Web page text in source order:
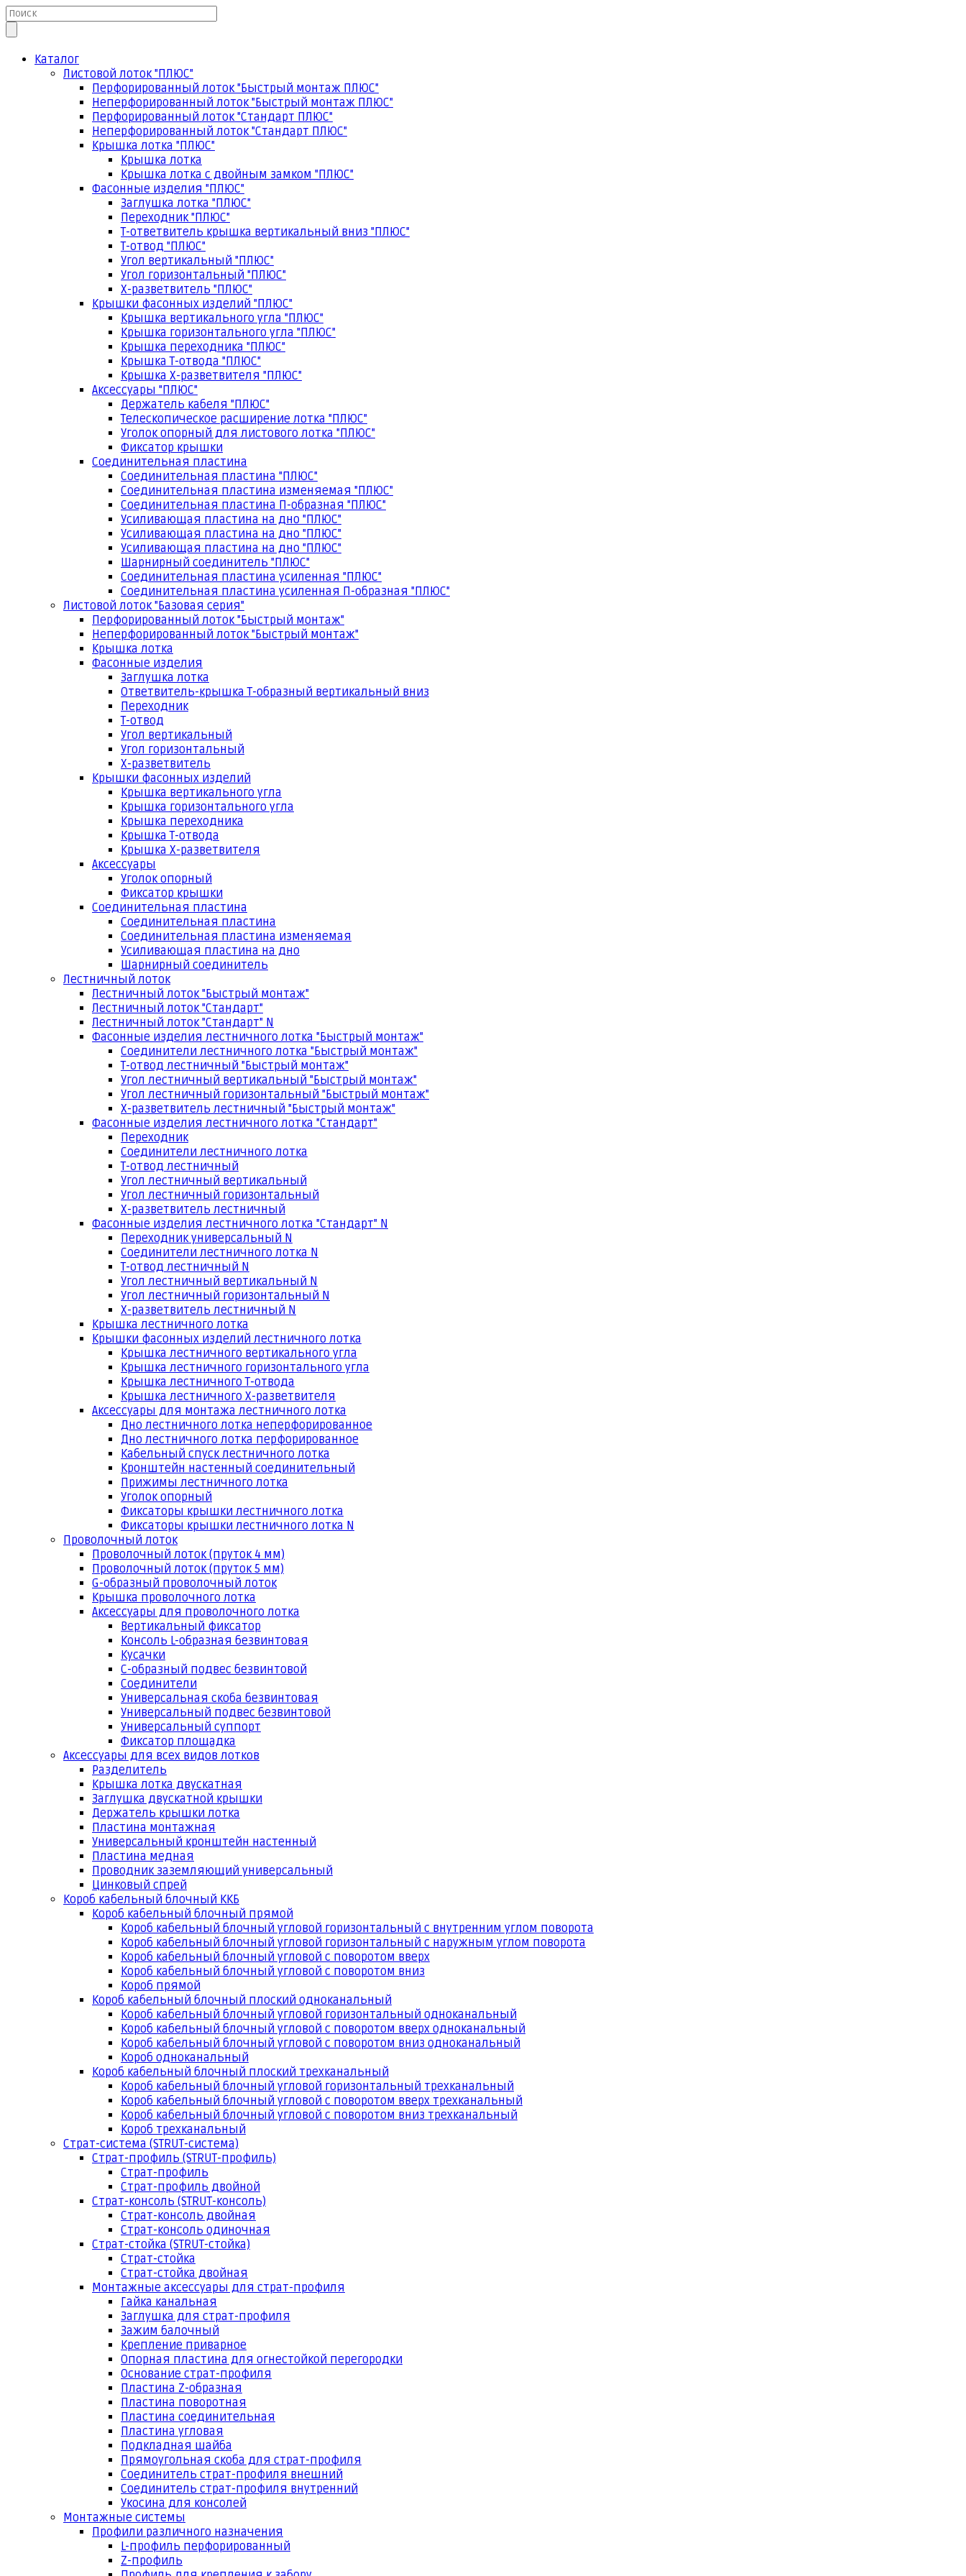
Каталог
Листовой лоток "ПЛЮС"
Перфорированный лоток "Быстрый монтаж ПЛЮС"
Неперфорированный лоток "Быстрый монтаж ПЛЮС"
Перфорированный лоток "Стандарт ПЛЮС"
Неперфорированный лоток "Стандарт ПЛЮС"
Крышка лотка "ПЛЮС"
Крышка лотка
Крышка лотка с двойным замком "ПЛЮС"
Фасонные изделия "ПЛЮС"
Заглушка лотка "ПЛЮС"
Переходник "ПЛЮС"
Т-ответвитель крышка вертикальный вниз "ПЛЮС"
Т-отвод "ПЛЮС"
Угол вертикальный "ПЛЮС"
Угол горизонтальный "ПЛЮС"
Х-разветвитель "ПЛЮС"
Крышки фасонных изделий "ПЛЮС"
Крышка вертикального угла "ПЛЮС"
Крышка горизонтального угла "ПЛЮС"
Крышка переходника "ПЛЮС"
Крышка Т-отвода "ПЛЮС"
Крышка Х-разветвителя "ПЛЮС"
Аксессуары "ПЛЮС"
Держатель кабеля "ПЛЮС"
Телескопическое расширение лотка "ПЛЮС"
Уголок опорный для листового лотка "ПЛЮС"
Фиксатор крышки
Соединительная пластина
Соединительная пластина "ПЛЮС"
Соединительная пластина изменяемая "ПЛЮС"
Соединительная пластина П-образная "ПЛЮС"
Усиливающая пластина на дно "ПЛЮС"
Усиливающая пластина на дно "ПЛЮС"
Усиливающая пластина на дно "ПЛЮС"
Шарнирный соединитель "ПЛЮС"
Соединительная пластина усиленная "ПЛЮС"
Соединительная пластина усиленная П-образная "ПЛЮС"
Листовой лоток "Базовая серия"
Перфорированный лоток "Быстрый монтаж"
Неперфорированный лоток "Быстрый монтаж"
Крышка лотка
Фасонные изделия
Заглушка лотка
Ответвитель-крышка Т-образный вертикальный вниз
Переходник
Т-отвод
Угол вертикальный
Угол горизонтальный
Х-разветвитель
Крышки фасонных изделий
Крышка вертикального угла
Крышка горизонтального угла
Крышка переходника
Крышка Т-отвода
Крышка Х-разветвителя
Аксессуары
Уголок опорный
Фиксатор крышки
Соединительная пластина
Соединительная пластина
Соединительная пластина изменяемая
Усиливающая пластина на дно
Шарнирный соединитель
Лестничный лоток
Лестничный лоток "Быстрый монтаж"
Лестничный лоток "Стандарт"
Лестничный лоток "Стандарт" N
Фасонные изделия лестничного лотка "Быстрый монтаж"
Соединители лестничного лотка "Быстрый монтаж"
Т-отвод лестничный "Быстрый монтаж"
Угол лестничный вертикальный "Быстрый монтаж"
Угол лестничный горизонтальный "Быстрый монтаж"
Х-разветвитель лестничный "Быстрый монтаж"
Фасонные изделия лестничного лотка "Стандарт"
Переходник
Соединители лестничного лотка
Т-отвод лестничный
Угол лестничный вертикальный
Угол лестничный горизонтальный
Х-разветвитель лестничный
Фасонные изделия лестничного лотка "Стандарт" N
Переходник универсальный N
Соединители лестничного лотка N
Т-отвод лестничный N
Угол лестничный вертикальный N
Угол лестничный горизонтальный N
Х-разветвитель лестничный N
Крышка лестничного лотка
Крышки фасонных изделий лестничного лотка
Крышка лестничного вертикального угла
Крышка лестничного горизонтального угла
Крышка лестничного Т-отвода
Крышка лестничного Х-разветвителя
Аксессуары для монтажа лестничного лотка
Дно лестничного лотка неперфорированное
Дно лестничного лотка перфорированное
Кабельный спуск лестничного лотка
Кронштейн настенный соединительный
Прижимы лестничного лотка
Уголок опорный
Фиксаторы крышки лестничного лотка
Фиксаторы крышки лестничного лотка N
Проволочный лоток
Проволочный лоток (пруток 4 мм)
Проволочный лоток (пруток 5 мм)
G-образный проволочный лоток
Крышка проволочного лотка
Аксессуары для проволочного лотка
Вертикальный фиксатор
Консоль L-образная безвинтовая
Кусачки
С-образный подвес безвинтовой
Соединители
Универсальная скоба безвинтовая
Универсальный подвес безвинтовой
Универсальный суппорт
Фиксатор площадка
Аксессуары для всех видов лотков
Разделитель
Крышка лотка двускатная
Заглушка двускатной крышки
Держатель крышки лотка
Пластина монтажная
Универсальный кронштейн настенный
Пластина медная
Проводник заземляющий универсальный
Цинковый спрей
Короб кабельный блочный ККБ
Короб кабельный блочный прямой
Короб кабельный блочный угловой горизонтальный с внутренним углом поворота
Короб кабельный блочный угловой горизонтальный с наружным углом поворота
Короб кабельный блочный угловой с поворотом вверх
Короб кабельный блочный угловой с поворотом вниз
Короб прямой
Короб кабельный блочный плоский одноканальный
Короб кабельный блочный угловой горизонтальный одноканальный
Короб кабельный блочный угловой с поворотом вверх одноканальный
Короб кабельный блочный угловой с поворотом вниз одноканальный
Короб одноканальный
Короб кабельный блочный плоский трехканальный
Короб кабельный блочный угловой горизонтальный трехканальный
Короб кабельный блочный угловой с поворотом вверх трехканальный
Короб кабельный блочный угловой с поворотом вниз трехканальный
Короб трехканальный
Страт-система (STRUT-система)
Страт-профиль (STRUT-профиль)
Страт-профиль
Страт-профиль двойной
Страт-консоль (STRUT-консоль)
Страт-консоль двойная
Страт-консоль одиночная
Страт-стойка (STRUT-стойка)
Страт-стойка
Страт-стойка двойная
Монтажные аксессуары для страт-профиля
Гайка канальная
Заглушка для страт-профиля
Зажим балочный
Крепление приварное
Опорная пластина для огнестойкой перегородки
Основание страт-профиля
Пластина Z-образная
Пластина поворотная
Пластина соединительная
Пластина угловая
Подкладная шайба
Прямоугольная скоба для страт-профиля
Соединитель страт-профиля внешний
Соединитель страт-профиля внутренний
Укосина для консолей
Монтажные системы
Профили различного назначения
L-профиль перфорированный
Z-профиль